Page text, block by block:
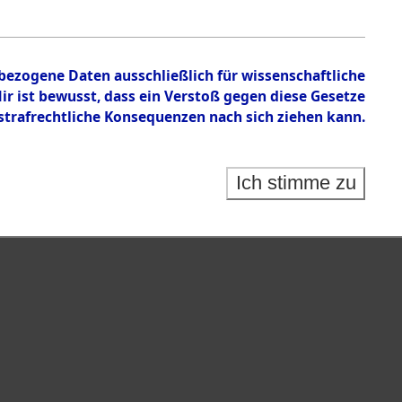
Daten ausschließlich für wissenschaftliche
bewusst, dass ein Verstoß gegen diese Gesetze
Konsequenzen nach sich ziehen kann.
Ich stimme zu